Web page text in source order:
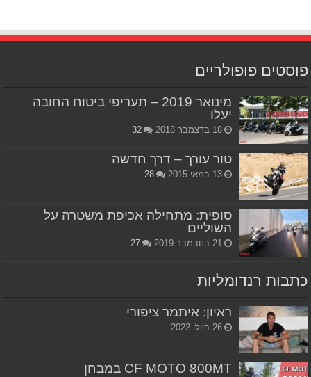
פוסטים פופולריים
מינואר 2019 – תעריפי ביטוח החובה
יעלו
18 בדצמבר 2018 32
טור עורך – דרך חדשה
13 במאי 2015 28
סופית: מתחילה אכיפת משטרה על
השוליים
21 בנובמבר 2019 27
כתבות רנדומליות
ראיון: איתמר ציפורי
26 ביולי 2022
CF MOTO 800MT במבחן